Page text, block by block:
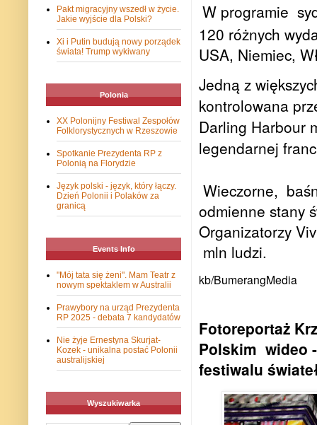
W programie
120 różnych
USA, Niemiec,
Jedną z
kontrolowana
Darling Harbour
legendarnej
Wieczorne,
odmienne stany
Organizatorzy
mln ludzi.
kb/BumerangMedia
Fotoreportaż
Polskim wideo
festiwalu
Pakt migracyjny wszedł w życie.
Jakie wyjście dla Polski?
Xi i Putin budują nowy porządek
świata! Trump wykiwany
Polonia
XX Polonijny Festiwal Zespołów
Folklorystycznych w Rzeszowie
Spotkanie Prezydenta RP z
Polonią na Florydzie
Język polski - język, który łączy.
Dzień Polonii i Polaków za
granicą
Events Info
"Mój tata się żeni". Mam Teatr z
nowym spektaklem w Australii
Prawybory na urząd Prezydenta
RP 2025 - debata 7 kandydatów
Nie żyje Ernestyna Skurjat-
Kozek - unikalna postać Polonii
australijskiej
Wyszukiwarka